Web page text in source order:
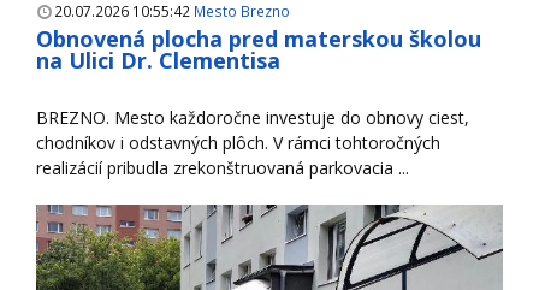
20.07.2026 10:55:42 Mesto Brezno
Obnovená plocha pred materskou školou
na Ulici Dr. Clementisa
BREZNO. Mesto každoročne investuje do obnovy ciest,
chodníkov i odstavných plôch. V rámci tohtoročných
realizácií pribudla zrekonštruovaná parkovacia ...